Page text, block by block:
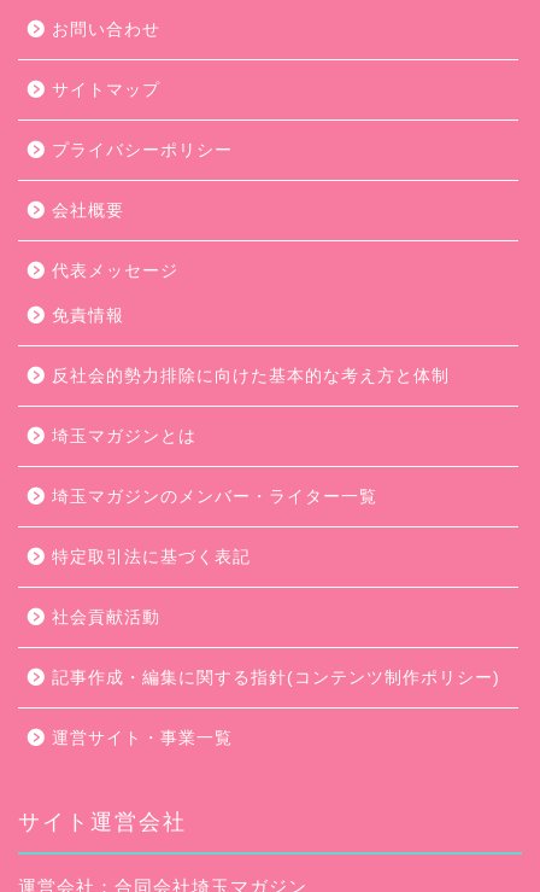
お問い合わせ
サイトマップ
プライバシーポリシー
会社概要
代表メッセージ
免責情報
反社会的勢力排除に向けた基本的な考え方と体制
埼玉マガジンとは
埼玉マガジンのメンバー・ライター一覧
特定取引法に基づく表記
社会貢献活動
記事作成・編集に関する指針(コンテンツ制作ポリシー)
運営サイト・事業一覧
サイト運営会社
運営会社：合同会社埼玉マガジン